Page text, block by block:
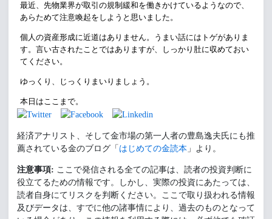
最近、 先物業界が取引の規制緩和を働きかけているようなので、
あらためて注意喚起をしようと思いました。
個人の資産形成に近道はありません。うまい話にはトゲがありま
す。言い古されたことではありますが、しっかり肚に収めておい
てください。
ゆっくり、じっくりまいりましょう。
本日はここまで。
経済アナリスト、そして金市場の第一人者の豊島逸夫氏にも推
薦されている金のブログ「 はじめての金読本 」より。
注意事項: ここで発信される全ての記事は、読者の投資判断に
役立てるための情報です。しかし、実際の投資にあたっては、
読者自身にてリスクを判断ください。ここで取り扱われる情報
及びデータは、すでに他の諸事情により、過去のものとなって